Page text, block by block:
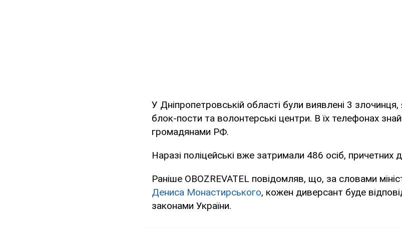
У Дніпропетровській області були виявлені 3 злочинця,
блок-пости та волонтерські центри. В їх телефонах
громадянами РФ.
Наразі поліцейські вже затримали 486 осіб, причетних
Раніше OBOZREVATEL повідомляв, що, за словами
Дениса Монастирського, кожен диверсант буде
законами України.